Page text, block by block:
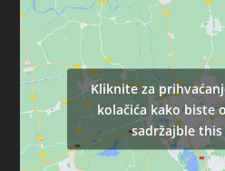
Kliknite za
kolačića kako biste
sadržajble